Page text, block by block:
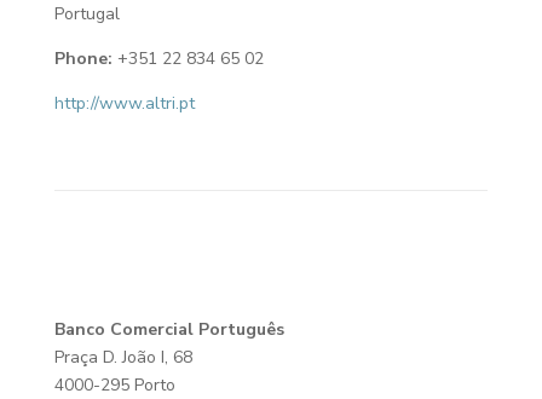
Portugal
Phone: +351 22 834 65 02
http://www.altri.pt
Banco Comercial Português
Praça D. João I, 68
4000-295 Porto